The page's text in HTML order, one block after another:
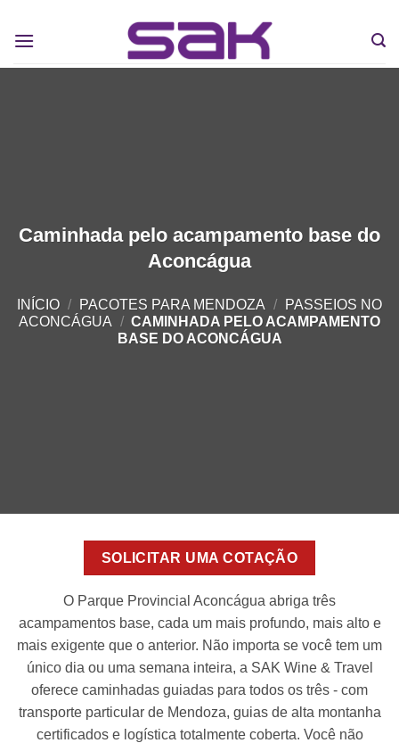
Caminhada pelo acampamento base do
Aconcágua
INÍCIO / PACOTES PARA MENDOZA /
PASSEIOS NO
ACONCÁGUA / CAMINHADA PELO ACAMPAMENTO
BASE DO ACONCÁGUA
SOLICITAR UMA COTAÇÃO
O Parque Provincial Aconcágua abriga três
acampamentos base, cada um mais profundo, mais alto e
mais exigente que o anterior. Não importa se você tem um
único dia ou uma semana inteira, a SAK Wine & Travel
oferece caminhadas guiadas para todos os três - com
transporte particular de Mendoza, guias de alta montanha
certificados e logística totalmente coberta. Você não